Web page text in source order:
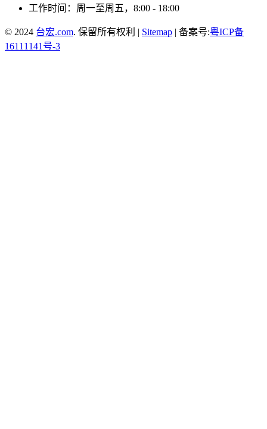
工作时间：周一至周五，8:00 - 18:00
© 2024 台宏.com. 保留所有权利 | Sitemap | 备案号:粤ICP备
16111141号-3